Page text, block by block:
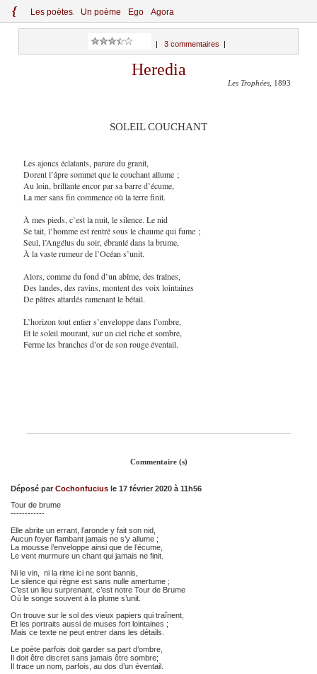
{ Les poètes Un poème Ego Agora
3 commentaires
Heredia
Les Trophées , 1893
SOLEIL COUCHANT
Les ajoncs éclatants, parure du granit,
Dorent l’âpre sommet que le couchant allume ;
Au loin, brillante encor par sa barre d’écume,
La mer sans fin commence où la terre finit.
À mes pieds, c’est la nuit, le silence. Le nid
Se tait, l’homme est rentré sous le chaume qui fume ;
Seul, l’Angélus du soir, ébranlé dans la brume,
À la vaste rumeur de l’Océan s’unit.
Alors, comme du fond d’un abîme, des traînes,
Des landes, des ravins, montent des voix lointaines
De pâtres attardés ramenant le bétail.
L’horizon tout entier s’enveloppe dans l’ombre,
Et le soleil mourant, sur un ciel riche et sombre,
Ferme les branches d’or de son rouge éventail.
Commentaire (s)
Déposé par Cochonfucius le 17 février 2020 à 11h56
Tour de brume
------------
Elle abrite un errant, l’aronde y fait son nid,
Aucun foyer flambant jamais ne s’y allume ;
La mousse l’enveloppe ainsi que de l’écume,
Le vent murmure un chant qui jamais ne finit.
Ni le vin, ni la rime ici ne sont bannis,
Le silence qui règne est sans nulle amertume ;
C’est un lieu surprenant, c’est notre Tour de Brume
Où le songe souvent à la plume s’unit.
On trouve sur le sol des vieux papiers qui traînent,
Et les portraits aussi de muses fort lointaines ;
Mais ce texte ne peut entrer dans les détails.
Le poète parfois doit garder sa part d’ombre,
Il doit être discret sans jamais être sombre;
Il trace un nom, parfois, au dos d’un éventail.